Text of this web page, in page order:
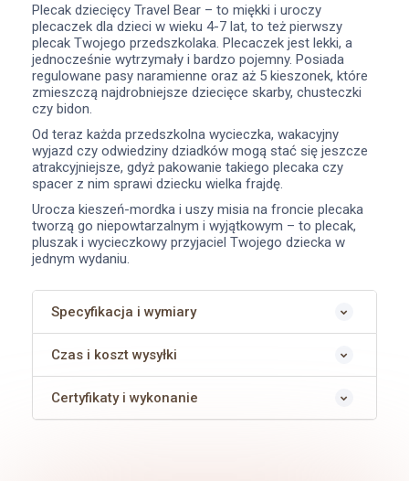
Plecak dziecięcy Travel Bear – to miękki i uroczy
plecaczek dla dzieci w wieku 4-7 lat, to też pierwszy
plecak Twojego przedszkolaka. Plecaczek jest lekki, a
jednocześnie wytrzymały i bardzo pojemny. Posiada
regulowane pasy naramienne oraz aż 5 kieszonek, które
zmieszczą najdrobniejsze dziecięce skarby, chusteczki
czy bidon.
Od teraz każda przedszkolna wycieczka, wakacyjny
wyjazd czy odwiedziny dziadków mogą stać się jeszcze
atrakcyjniejsze, gdyż pakowanie takiego plecaka czy
spacer z nim sprawi dziecku wielka frajdę.
Urocza kieszeń-mordka i uszy misia na froncie plecaka
tworzą go niepowtarzalnym i wyjątkowym – to plecak,
pluszak i wycieczkowy przyjaciel Twojego dziecka w
jednym wydaniu.
Specyfikacja i wymiary
Czas i koszt wysyłki
Certyfikaty i wykonanie